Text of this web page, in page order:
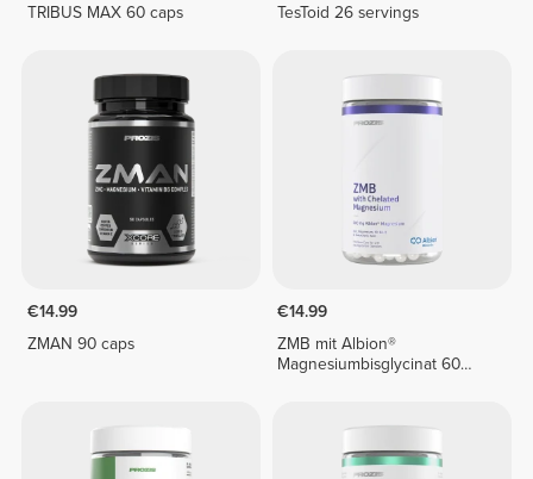
TRIBUS MAX 60 caps
TesToid 26 servings
€14.99
ZMAN 90 caps
€14.99
ZMB mit Albion®
Magnesiumbisglycinat 60